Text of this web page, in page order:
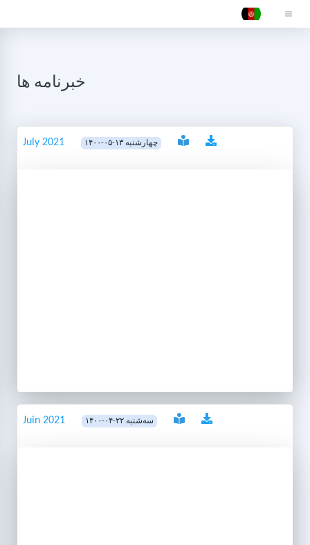
خبرنامه ها
July 2021 ۱۴۰۰-۰۵-۱۳ چهارشنبه
Juin 2021 ۱۴۰۰-۰۴-۲۲ سه‌شنبه